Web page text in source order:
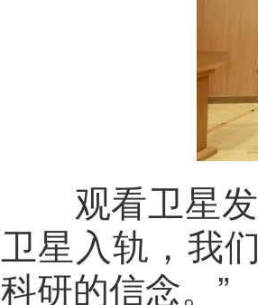
观看卫星发
卫星入轨，我
科研的信念。”